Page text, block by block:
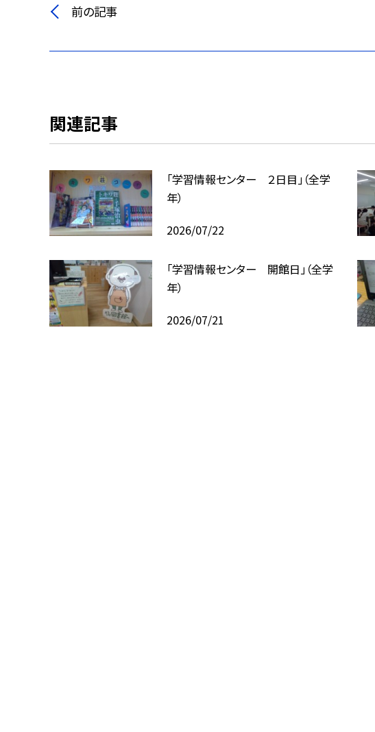
前の記事
関連記事
「学習情報センター ２日目」（全学
年）
2026/07/22
「学習情報センター 開館日」（全学
年）
2026/07/21